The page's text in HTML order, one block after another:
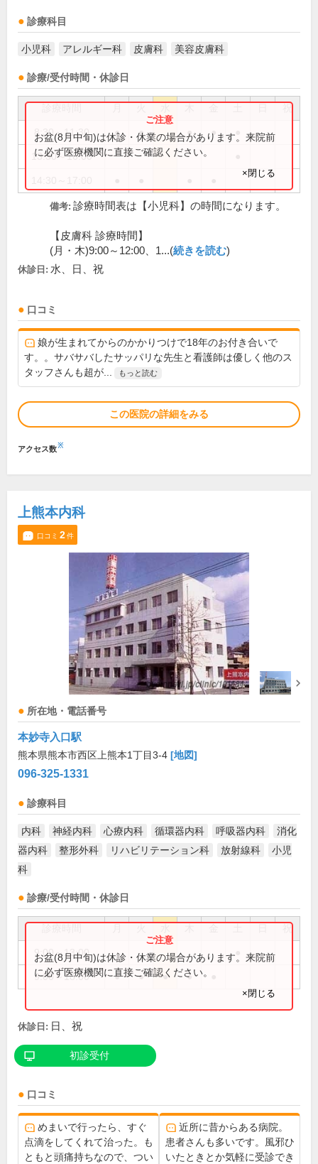
診療科目
小児科 アレルギー科 皮膚科 美容皮膚科
診療/受付時間・休診日
祝
8:30～11:30 ● ● ● ●
13:30～16:00
お盆(8月中旬)は休診・休業の場合があります。来院前
に必ず医療機関に直接ご確認ください。
×閉じる
備考: 診療時間表は【小児科】の時間になります。
【皮膚科 診療時間】
(月・木)9:00～12:00、1...(続きを読む)
休診日: 水、日、祝
口コミ
娘が生まれてからのかかりつけで18年のお付き合いで
す。。サバサバしたサッパリな先生と看護師は優しく他のス
タッフさんも超が...
もっと読む
この医院の詳細をみる
アクセス数※
上熊本内科
口コミ 2件
所在地・電話番号
本妙寺入口駅
熊本県熊本市西区上熊本1丁目3-4 [地図]
096-325-1331
診療科目
内科 神経内科 心療内科 循環器内科 呼吸器内科
消化
器内科
整形外科 リハビリテーション科 放射線科
小児
科
診療/受付時間・休診日
祝
9:00～13:00
9:00～18:00 ● ● ● ●
お盆(8月中旬)は休診・休業の場合があります。来院前
に必ず医療機関に直接ご確認ください。
×閉じる
休診日: 日、祝
初診受付
口コミ
めまいで行ったら、すぐ
点滴をしてくれて治った。も
ともと頭痛持ちなので、つい
近所に昔からある病院。
患者さんも多いです。風邪ひ
いたときとか気軽に受診でき